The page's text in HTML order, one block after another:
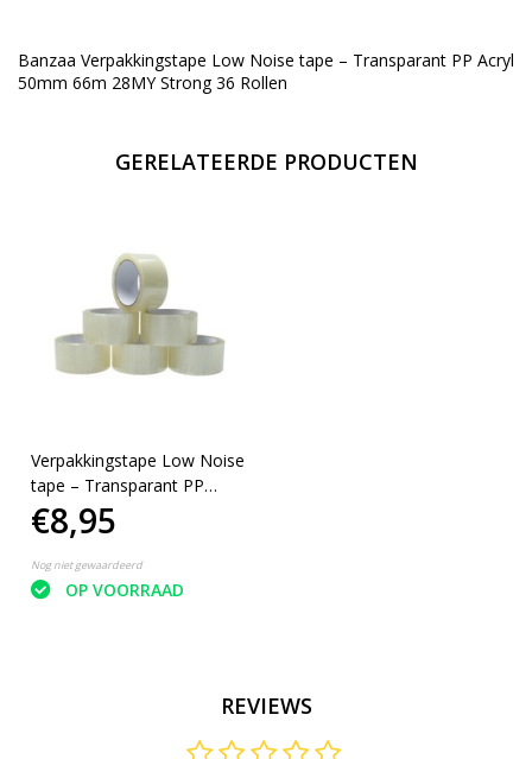
Banzaa Verpakkingstape Low Noise tape – Transparant PP Acryl
50mm 66m 28MY Strong 36 Rollen
GERELATEERDE PRODUCTEN
Verpakkingstape Low Noise
tape – Transparant PP
Acryl 50mm 66m 28MY
Strong 6 Rollen
€8,95
Nog niet gewaardeerd
OP VOORRAAD
REVIEWS